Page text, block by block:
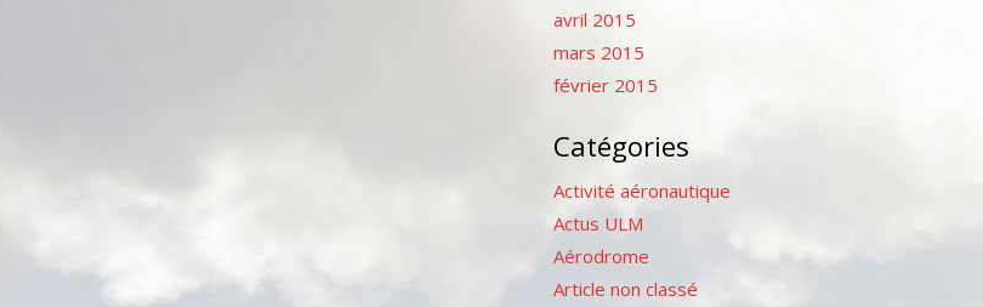
avril 2015
mars 2015
février 2015
Catégories
Activité aéronautique
Actus ULM
Aérodrome
Article non classé